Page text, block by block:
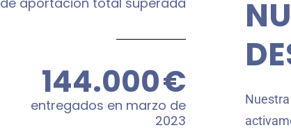
144.000€
entregados en marzo de
2023